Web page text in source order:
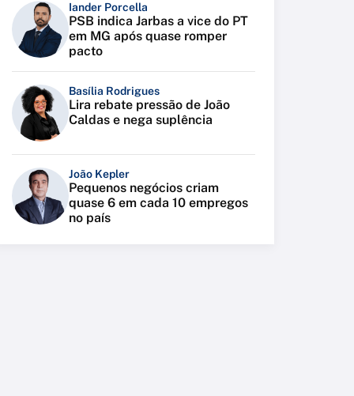
Iander Porcella
PSB indica Jarbas a vice do PT
em MG após quase romper
pacto
Basília Rodrigues
Lira rebate pressão de João
Caldas e nega suplência
João Kepler
Pequenos negócios criam
quase 6 em cada 10 empregos
no país